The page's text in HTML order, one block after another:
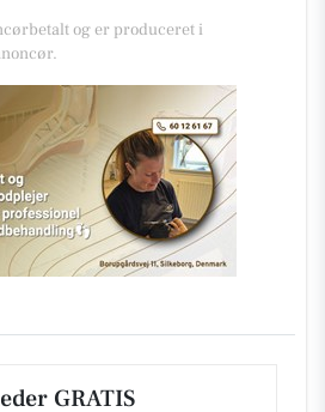
og er produceret i
GRATIS